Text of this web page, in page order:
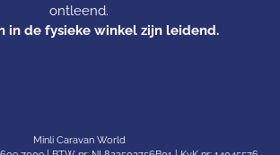
ontleend.
in de fysieke winkel zijn leidend.
Minli Caravan World